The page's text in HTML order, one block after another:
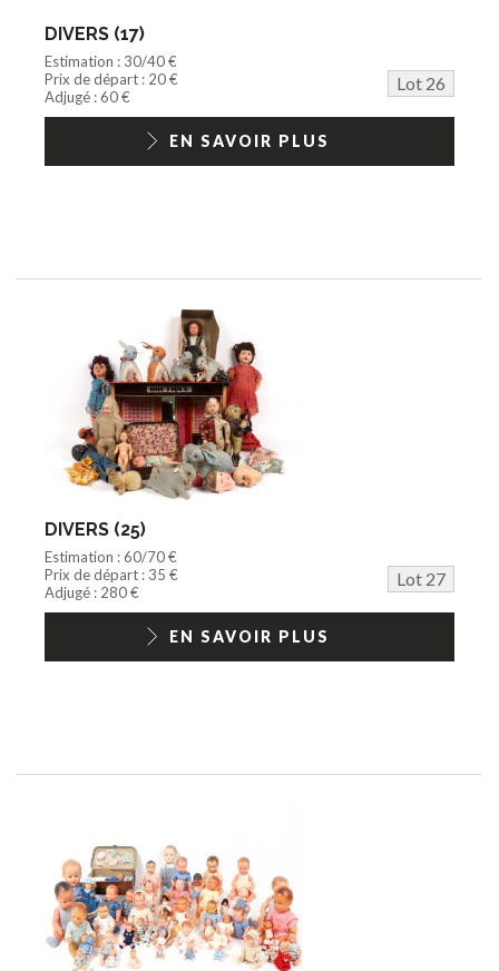
DIVERS (17)
Estimation : 30/40 €
Prix de départ : 20 €
Lot 26
Adjugé : 60 €
EN SAVOIR PLUS
DIVERS (25)
Estimation : 60/70 €
Prix de départ : 35 €
Lot 27
Adjugé : 280 €
EN SAVOIR PLUS